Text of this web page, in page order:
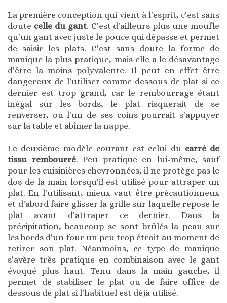
La première conception qui vient à l'esprit, c'est sans
doute celle du gant. C'est d'ailleurs plus une moufle
qu'un gant avec juste le pouce qui dépasse et permet
de saisir les plats. C'est sans doute la forme de
manique la plus pratique, mais elle a le désavantage
d'être la moins polyvalente. Il peut en effet être
dangereux de l'utiliser comme dessous de plat si ce
dernier est trop grand, car le rembourrage étant
inégal sur les bords, le plat risquerait de se
renverser, ou l'un de ses coins pourrait s'appuyer
sur la table et abîmer la nappe.
Le deuxième modèle courant est celui du carré de
tissu rembourré. Peu pratique en lui-même, sauf
pour les cuisinières chevronnées, il ne protège pas le
dos de la main lorsqu'il est utilisé pour attraper un
plat. En l'utilisant, mieux vaut être précautionneux
et d'abord faire glisser la grille sur laquelle repose le
plat avant d'attraper ce dernier. Dans la
précipitation, beaucoup se sont brûlés la peau sur
les bords d'un four un peu trop étroit au moment de
retirer son plat. Néanmoins, ce type de manique
s'avère très pratique en combinaison avec le gant
évoqué plus haut. Tenu dans la main gauche, il
permet de stabiliser le plat ou de faire office de
dessous de plat si l'habituel est déjà utilisé.